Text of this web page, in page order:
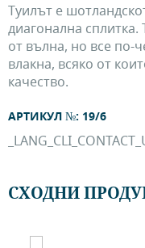
Туилът е
диагонална
от вълна, но все по-
влакна, всяко от
качество.
АРТИКУЛ №: 19/6
СХОДНИ